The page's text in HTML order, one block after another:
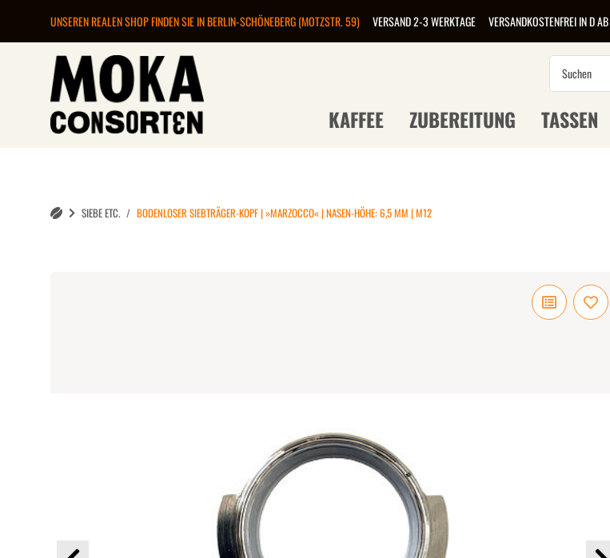
UNSEREN REALEN SHOP FINDEN SIE IN BERLIN-SCHÖNEBERG (MOTZSTR. 59) VERSAND 2-3 WERKTAGE VERSANDKOSTENFREI IN D
KAFFEE ZUBEREITUNG TASSEN
SIEBE ETC. BODENLOSER SIEBTRÄGER-KOPF | »MARZOCCO« | NASEN-HÖHE: 6,5 MM | M12